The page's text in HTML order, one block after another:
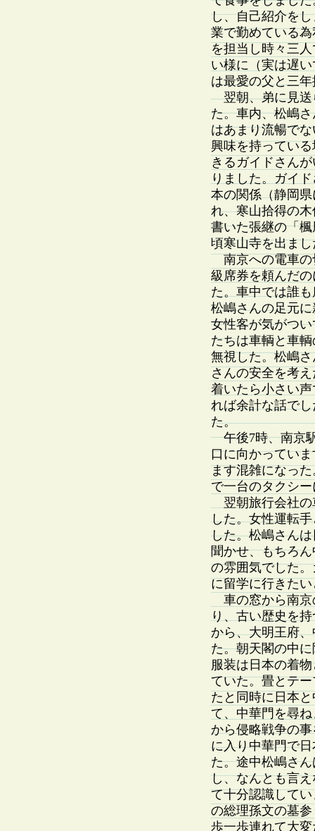
し、自己紹介を
業で勤めている
を担当し時々三
い様に（実は遅
は最愛の父と三
翌朝、弟に見送
た。車内、松嶋
はあまり流暢で
興味を持ってい
きるガイドさん
りました。ガイ
本の関係（静岡
れ、寒山拾得の
書いた張継の「
頃寒山寺を出まし
南京への電車の
級席券を頼んだ
た。車中では誰
松嶋さんの足元
女性客が気がつ
たちは車輌と車
無視した。松嶋
さんの安全を考
着いたら小さい
れば余計な話で
た。
午後7時、南京駅
口に向かってい
ます混雑になっ
で一台のタクシ
翌朝旅行会社の
した。女性運転
した。松嶋さん
聞かせ、もちろ
の雰囲気でした
に留学に行きた
車の窓から南京
り、古い歴史を
から、大明王府
た。朝天閣の中
服装は日本の着
ていた。畳とテ
たと同時に日本
て、中華門を尋
から侵略戦争の
に入り中華門で
た。途中松嶋さ
し、なんとも言
て十分認識して
の総理孫文の墓
歩一歩連れて大